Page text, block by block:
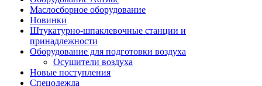
Маслосборное оборудование
Новинки
Штукатурно-шпаклевочные станции и
принадлежности
Оборудование для подготовки воздуха
Осушители воздуха
Новые поступления
Спецодежда